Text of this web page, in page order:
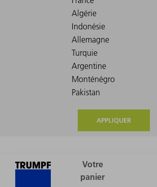
APPLIQUER